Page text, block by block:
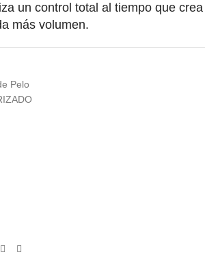
un control total al tiempo que crea
más volumen.
Pelo